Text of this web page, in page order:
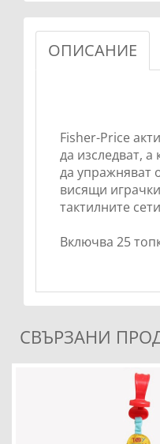
ОПИСАНИЕ
Fisher-Price
да изследват,
да упражняват
висящи
тактилните
Включва 25
СВЪРЗАНИ